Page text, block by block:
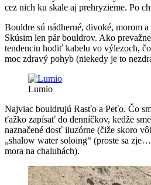
cez nich ku skale aj prehryzieme. Po
Bouldre sú nádherné, divoké, morom
Skúsim len pár bouldrov. Ako
tendenciu hodiť kabelu vo výlezoch,
moc zdravý pohyb (niekedy je to
Lumio
Najviac bouldrujú Rasťo a Peťo. Čo
ťažko zapísať do denníčkov, kedže
naznačené dosť iluzórne (čiže skoro
„shalow water soloing“ (proste sa
mora na chaluhách).